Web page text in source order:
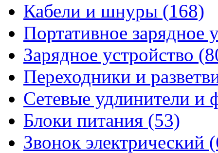
Кабели и шнуры (168)
Портативное зарядное
Зарядное устройство
Переходники и
Сетевые удлинители и
Блоки питания (53)
Звонок электрический